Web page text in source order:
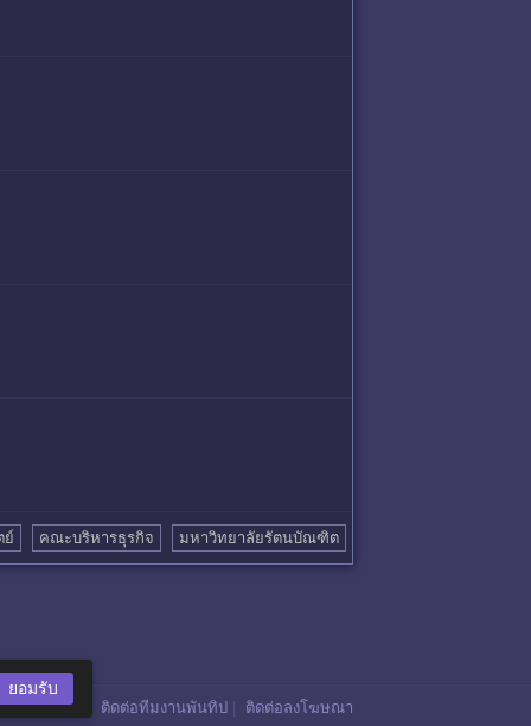
ย์ คณะบริหารธุรกิจ มหาวิทยาลัยรัตนบัณฑิต
ติดต่อทีมงานพันทิป ติดต่อลงโฆษณา
ยอมรับ